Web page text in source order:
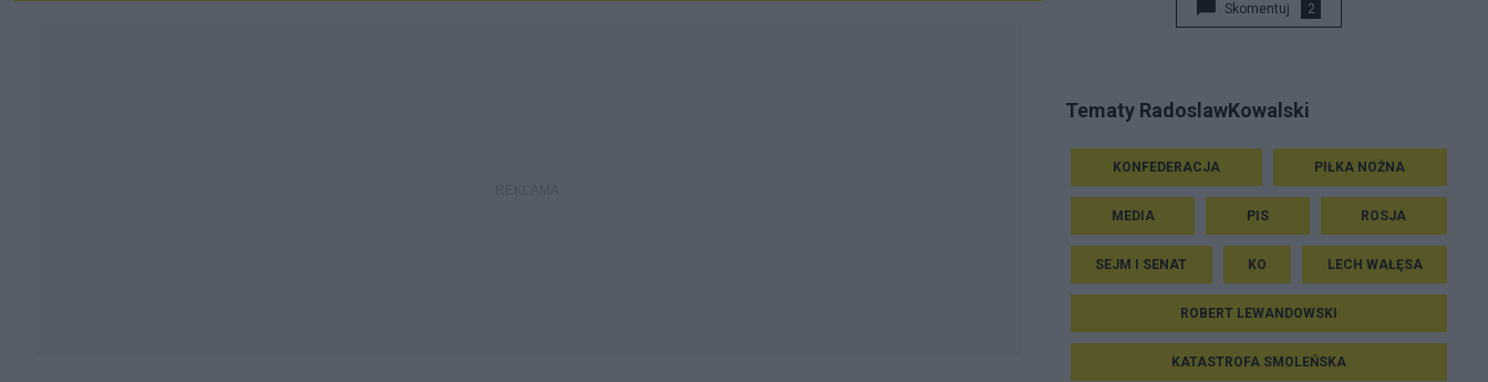
Skomentuj 2
Tematy RadoslawKowalski
KONFEDERACJA PIŁKA NOŻNA
MEDIA PIS ROSJA
SEJM I SENAT KO LECH WAŁĘSA
ROBERT LEWANDOWSKI
KATASTROFA SMOLEŃSKA